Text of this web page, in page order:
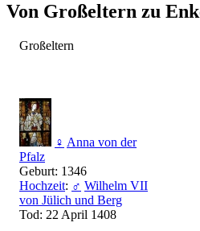
Von Großeltern zu
Großeltern
♀ Anna von der
Pfalz
Geburt: 1346
Hochzeit: ♂ Wilhelm VII
von Jülich und Berg
Tod: 22 April 1408